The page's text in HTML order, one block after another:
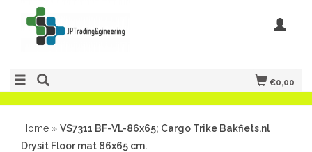
€0,00
Home » VS7311 BF-VL-86x65; Cargo Trike Bakfiets.nl
Drysit Floor mat 86x65 cm.